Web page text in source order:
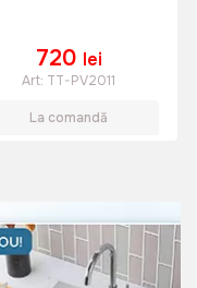
720 lei
Art: TT-PV2011
La comandă